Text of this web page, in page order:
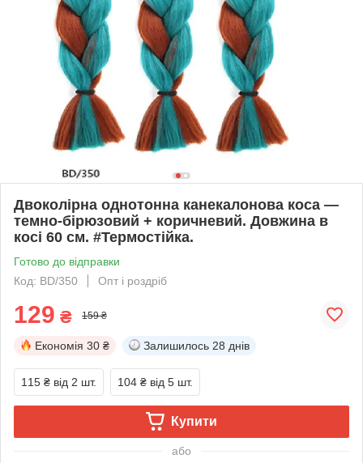
Двоколірна однотонна канекалонова коса —
темно-бірюзовий + коричневий. Довжина в
косі 60 см. #Термостійка.
Готово до відправки
Код: BD/350
Опт і роздріб
129 ₴ 159 ₴
Економія 30 ₴ Залишилось 28 днів
115 ₴ від 2 шт. 104 ₴ від 5 шт.
Купити
або